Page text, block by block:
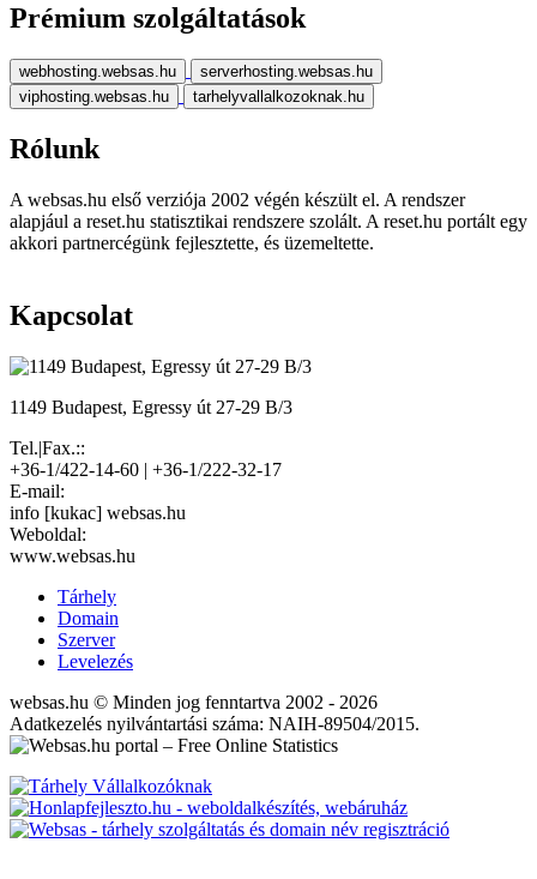
Prémium szolgáltatások
webhosting.websas.hu
serverhosting.websas.hu
viphosting.websas.hu
tarhelyvallalkozoknak.hu
Rólunk
A websas.hu első verziója 2002 végén készült el. A rendszer
alapjául a reset.hu statisztikai rendszere szolált. A reset.hu portált egy
akkori partnercégünk fejlesztette, és üzemeltette.
Kapcsolat
1149 Budapest, Egressy út 27-29 B/3
Tel.|Fax.::
+36-1/422-14-60 | +36-1/222-32-17
E-mail:
info [kukac] websas.hu
Weboldal:
www.websas.hu
Tárhely
Domain
Szerver
Levelezés
websas.hu © Minden jog fenntartva 2002 - 2026
Adatkezelés nyilvántartási száma: NAIH-89504/2015.